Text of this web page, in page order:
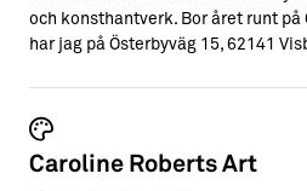
och konsthantverk. Bor året runt på
har jag på Österbyväg 15, 62141
Caroline Roberts Art